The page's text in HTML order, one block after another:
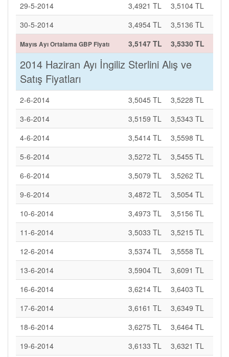
29-5-2014
3,4921 TL
3,5104 TL
30-5-2014
3,4954 TL 3,5136 TL
Mayıs Ayı Ortalama GBP Fiyatı 3,5147 TL 3,5330 TL
2014 Haziran Ayı İngiliz Sterlini Alış ve
Satış Fiyatları
2-6-2014 3,5045 TL
3,5228 TL
3-6-2014
3,5159 TL
3,5343 TL
4-6-2014
3,5414 TL
3,5598 TL
5-6-2014
3,5272 TL
3,5455 TL
6-6-2014
3,5079 TL
3,5262 TL
9-6-2014
3,4872 TL
3,5054 TL
10-6-2014
3,4973 TL
3,5156 TL
11-6-2014
3,5033 TL
3,5215 TL
12-6-2014
3,5374 TL
3,5558 TL
13-6-2014
3,5904 TL
3,6091 TL
16-6-2014
3,6214 TL
3,6403 TL
17-6-2014
3,6161 TL
3,6349 TL
18-6-2014
3,6275 TL
3,6464 TL
19-6-2014
3,6133 TL 3,6321 TL